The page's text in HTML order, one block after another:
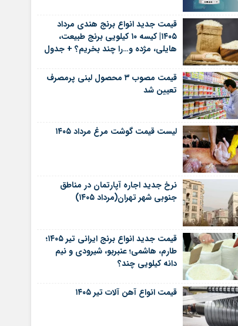
قیمت جدید انواع برنج هندی مرداد
۱۴۰۵| کیسه ۱۰ کیلویی برنج طبیعت،
هایلی، مژده و…را چند بخریم؟ + جدول
قیمت مصوب ۳ محصول لبنی پرمصرف
تعیین شد
لیست قیمت گوشت مرغ مرداد ۱۴۰۵
نرخ جدید اجاره آپارتمان در مناطق
جنوبی شهر تهران(مرداد ۱۴۰۵)
قیمت جدید انواع برنج ایرانی تیر ۱۴۰۵؛
طارم، هاشمی؛ عنبربو، شیرودی و نیم
دانه کیلویی چند؟
قیمت انواع آهن آلات تیر ۱۴۰۵